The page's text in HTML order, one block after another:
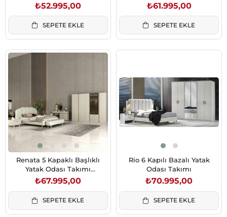
₺52.995,00
SEPETE EKLE
₺61.995,00
SEPETE EKLE
Renata 5 Kapaklı Başlıklı
Yatak Odası Takımı
(Karyolasız)
₺67.995,00
SEPETE EKLE
Rio 6 Kapılı Bazalı Yatak
Odası Takımı
₺70.995,00
SEPETE EKLE